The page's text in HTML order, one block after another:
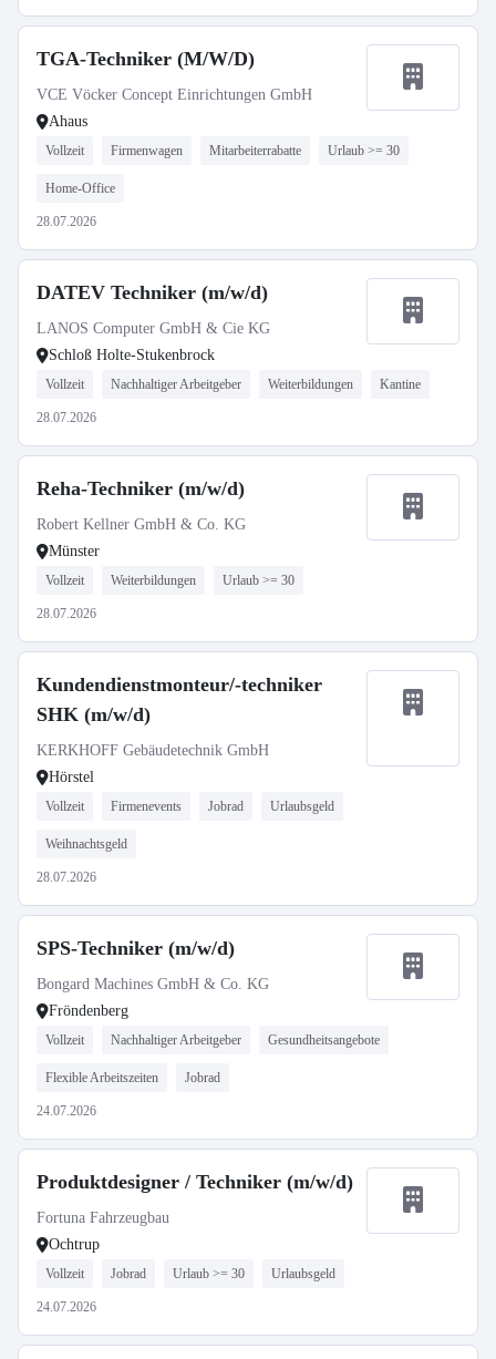
TGA-Techniker (M/W/D)
VCE Vöcker Concept Einrichtungen GmbH
Ahaus
Vollzeit Firmenwagen Mitarbeiterrabatte Urlaub >= 30
Home-Office
28.07.2026
DATEV Techniker (m/w/d)
LANOS Computer GmbH & Cie KG
Schloß Holte-Stukenbrock
Vollzeit Nachhaltiger Arbeitgeber Weiterbildungen Kantine
28.07.2026
Reha-Techniker (m/w/d)
Robert Kellner GmbH & Co. KG
Münster
Vollzeit Weiterbildungen Urlaub >= 30
28.07.2026
Kundendienstmonteur/-techniker
SHK (m/w/d)
KERKHOFF Gebäudetechnik GmbH
Hörstel
Vollzeit Firmenevents Jobrad Urlaubsgeld
Weihnachtsgeld
28.07.2026
SPS-Techniker (m/w/d)
Bongard Machines GmbH & Co. KG
Fröndenberg
Vollzeit Nachhaltiger Arbeitgeber Gesundheitsangebote
Flexible Arbeitszeiten Jobrad
24.07.2026
Produktdesigner / Techniker (m/w/d)
Fortuna Fahrzeugbau
Ochtrup
Vollzeit Jobrad Urlaub >= 30 Urlaubsgeld
24.07.2026